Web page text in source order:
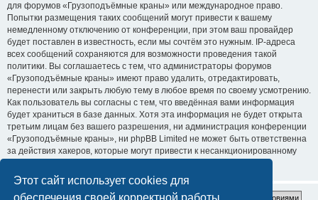
Этот сайт использует cookies для
обеспечения своей корректной работы.
для форумов «Грузоподъёмные краны» или международное право.
Попытки размещения таких сообщений могут привести к вашему
немедленному отключению от конференции, при этом ваш провайдер
будет поставлен в известность, если мы сочтём это нужным. IP-адреса
всех сообщений сохраняются для возможности проведения такой
политики. Вы соглашаетесь с тем, что администраторы форумов
«Грузоподъёмные краны» имеют право удалить, отредактировать,
перенести или закрыть любую тему в любое время по своему усмотрению.
Как пользователь вы согласны с тем, что введённая вами информация
будет храниться в базе данных. Хотя эта информация не будет открыта
третьим лицам без вашего разрешения, ни администрация конференции
«Грузоподъёмные краны», ни phpBB Limited не может быть ответственна
за действия хакеров, которые могут привести к несанкционированному